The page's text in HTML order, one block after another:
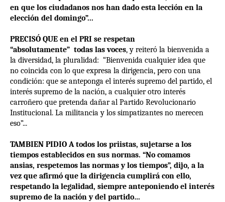
en que los ciudadanos nos han dado esta lección en la
elección del domingo”...
PRECISÓ QUE en el PRI se respetan
“absolutamente” todas las voces, y reiteró la bienvenida a
la diversidad, la pluralidad: “Bienvenida cualquier idea que
no coincida con lo que expresa la dirigencia, pero con una
condición: que se anteponga el interés supremo del partido, el
interés supremo de la nación, a cualquier otro interés
carroñero que pretenda dañar al Partido Revolucionario
Institucional. La militancia y los simpatizantes no merecen
eso”...
TAMBIEN PIDIO A todos los priistas, sujetarse a los
tiempos establecidos en sus normas. “No comamos
ansias, respetemos las normas y los tiempos”, dijo, a la
vez que afirmó que la dirigencia cumplirá con ello,
respetando la legalidad, siempre anteponiendo el interés
supremo de la nación y del partido…